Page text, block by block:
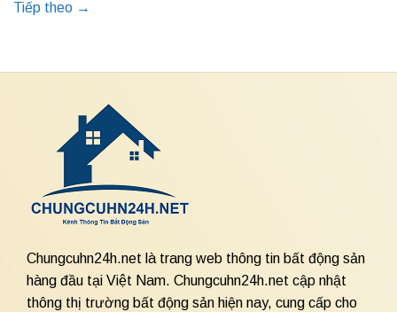
Tiếp theo →
Chungcuhn24h.net là trang web thông tin bất động sản
hàng đầu tại Việt Nam. Chungcuhn24h.net cập nhật
thông thị trường bất động sản hiện nay, cung cấp cho